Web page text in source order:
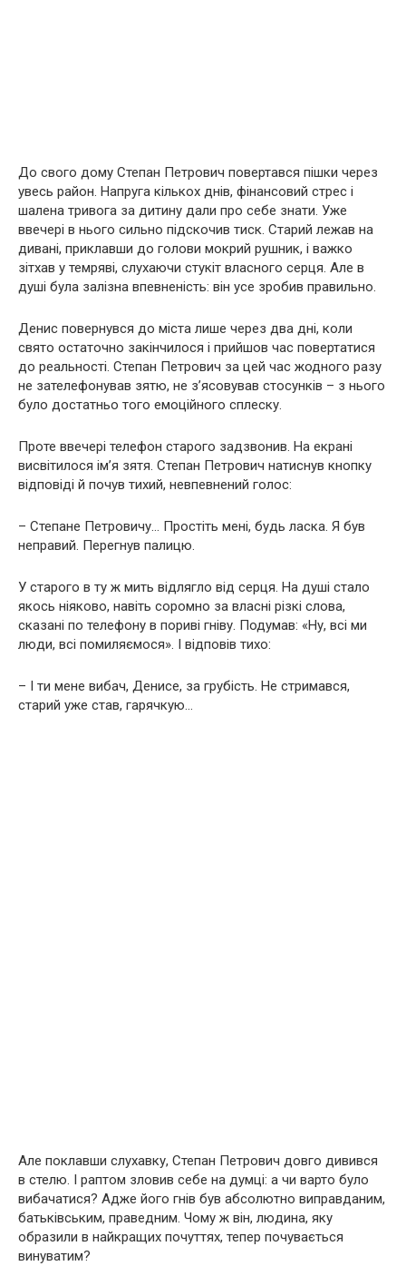
До свого дому Степан Петрович повертався пішки через
увесь район. Напруга кількох днів, фінансовий стрес і
шалена тривога за дитину дали про себе знати. Уже
ввечері в нього сильно підскочив тиск. Старий лежав на
дивані, приклавши до голови мокрий рушник, і важко
зітхав у темряві, слухаючи стукіт власного серця. Але в
душі була залізна впевненість: він усе зробив правильно.
Денис повернувся до міста лише через два дні, коли
свято остаточно закінчилося і прийшов час повертатися
до реальності. Степан Петрович за цей час жодного разу
не зателефонував зятю, не з’ясовував стосунків – з нього
було достатньо того емоційного сплеску.
Проте ввечері телефон старого задзвонив. На екрані
висвітилося ім’я зятя. Степан Петрович натиснув кнопку
відповіді й почув тихий, невпевнений голос:
– Степане Петровичу… Простіть мені, будь ласка. Я був
неправий. Перегнув палицю.
У старого в ту ж мить відлягло від серця. На душі стало
якось ніяково, навіть соромно за власні різкі слова,
сказані по телефону в пориві гніву. Подумав: «Ну, всі ми
люди, всі помиляємося». І відповів тихо:
– І ти мене вибач, Денисе, за грубість. Не стримався,
старий уже став, гарячкую…
Але поклавши слухавку, Степан Петрович довго дивився
в стелю. І раптом зловив себе на думці: а чи варто було
вибачатися? Адже його гнів був абсолютно виправданим,
батьківським, праведним. Чому ж він, людина, яку
образили в найкращих почуттях, тепер почувається
винуватим?